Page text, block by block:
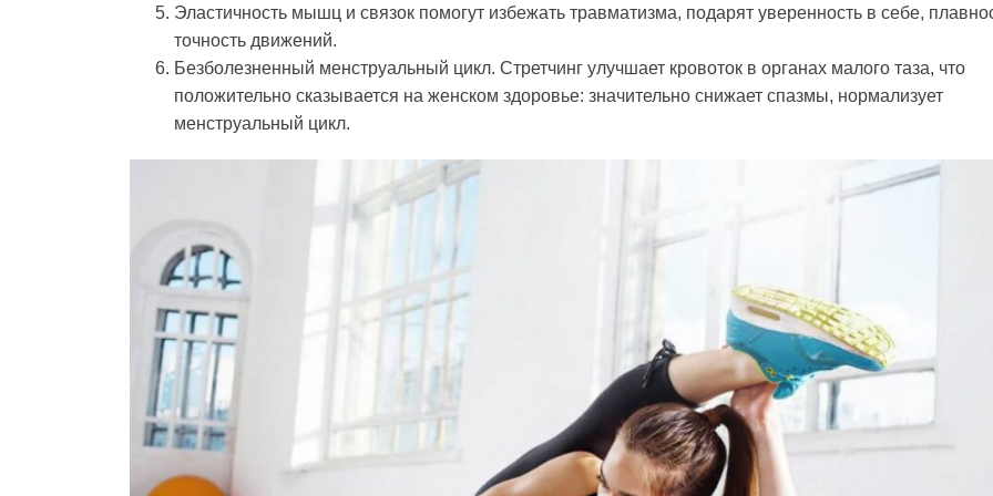
Эластичность мышц и связок помогут избежать травматизма, подарят уверенность в себе,
точность движений.
Безболезненный менструальный цикл. Стретчинг улучшает кровоток в органах малого таза, что
положительно сказывается на женском здоровье: значительно снижает спазмы, нормализует
менструальный цикл.